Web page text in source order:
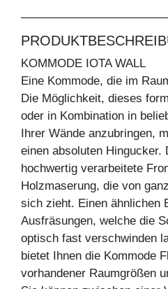
KOMMODE IOTA WALL
Eine Kommode, die im
Die Möglichkeit, dieses
oder in Kombination in
Ihrer Wände anzubringen,
einen absoluten Hingucker.
hochwertig verarbeitete
Holzmaserung, die von
sich zieht. Einen ähnlichen
Ausfräsungen, welche die
optisch fast verschwinden
bietet Ihnen die Kommode
vorhandener Raumgrößen